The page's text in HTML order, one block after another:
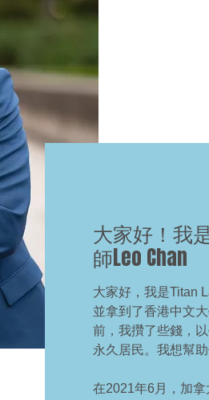
大家好！我
師Leo Chan
大家好，我是Titan
並拿到了香港中文
前，我攢了些錢，
永久居民。我想幫
在2021年6月，加